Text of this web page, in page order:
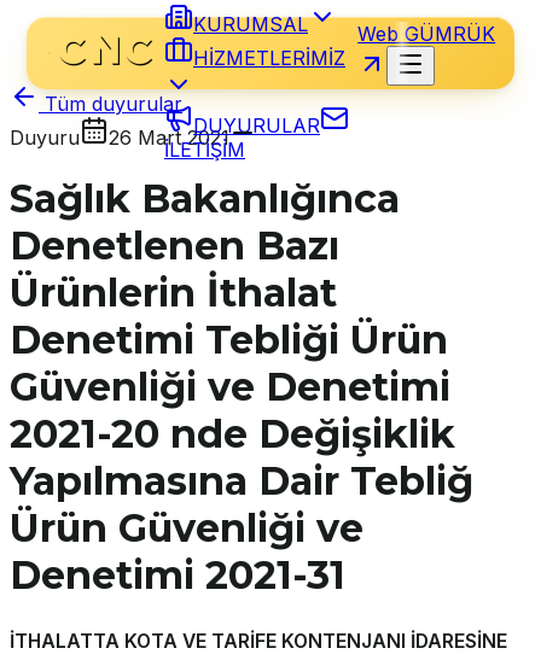
KURUMSAL
HİZMETLERİMİZ
DUYURULAR
İLETİŞİM
Web GÜMRÜK
Tüm duyurular
Duyuru
26 Mart 2021
Sağlık Bakanlığınca
Denetlenen Bazı
Ürünlerin İthalat
Denetimi Tebliği Ürün
Güvenliği ve Denetimi
2021-20 nde Değişiklik
Yapılmasına Dair Tebliğ
Ürün Güvenliği ve
Denetimi 2021-31
İTHALATTA KOTA VE TARİFE KONTENJANI İDARESİNE